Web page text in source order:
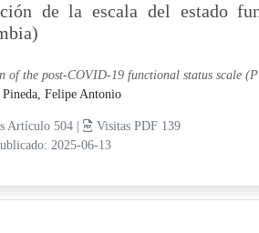
de la escala del estado
of the post-COVID-19 functional status scale
Pineda, Felipe Antonio
Artículo 504 |
Visitas PDF 139
2025-06-13